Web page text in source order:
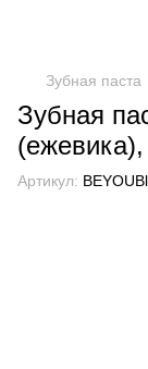
Зубная паста
Зубная
Артикул: